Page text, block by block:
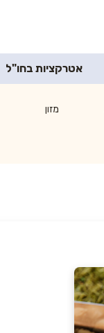
אטרקציות בחו"ל
מזון